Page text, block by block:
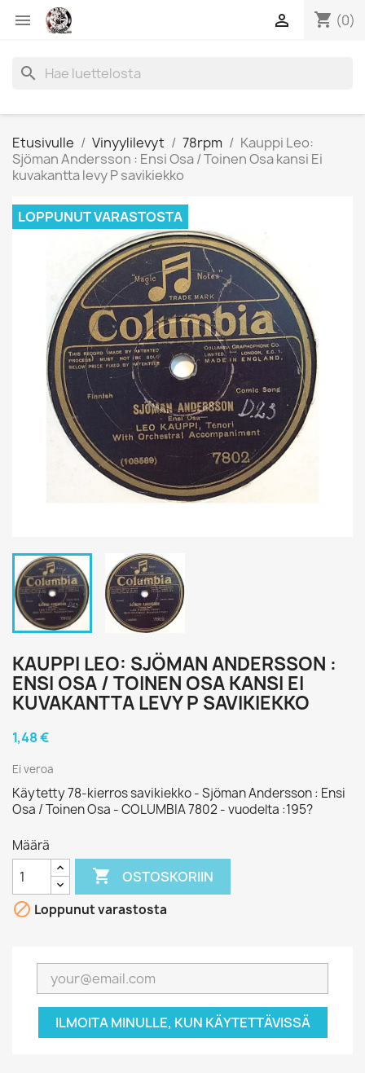
 shopping_cart (0)

search
Etusivulle Vinyylilevyt 78rpm
Kauppi Leo:
Sjöman Andersson : Ensi Osa / Toinen Osa kansi Ei
kuvakantta levy P savikiekko
LOPPUNUT VARASTOSTA
KAUPPI LEO: SJÖMAN ANDERSSON :
ENSI OSA / TOINEN OSA KANSI EI
KUVAKANTTA LEVY P SAVIKIEKKO
1,48 €
Ei veroa
Käytetty 78-kierros savikiekko - Sjöman Andersson : Ensi
Osa / Toinen Osa - COLUMBIA 7802 - vuodelta :195?
Määrä
 OSTOSKORIIN
 Loppunut varastosta
ILMOITA MINULLE, KUN KÄYTETTÄVISSÄ